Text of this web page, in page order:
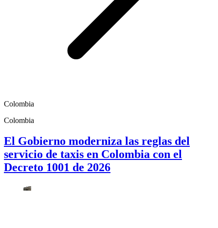
Colombia
Colombia
El Gobierno moderniza las reglas del
servicio de taxis en Colombia con el
Decreto 1001 de 2026